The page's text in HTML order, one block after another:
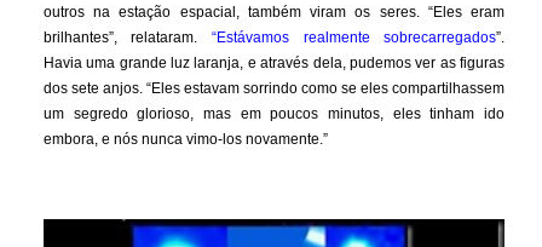
outros na estação espacial, também viram os seres. “Eles eram
brilhantes”, relataram. “Estávamos realmente sobrecarregados”.
Havia uma grande luz laranja, e através dela, pudemos ver as figuras
dos sete anjos. “Eles estavam sorrindo como se eles compartilhassem
um segredo glorioso, mas em poucos minutos, eles tinham ido
embora, e nós nunca vimo-los novamente.”